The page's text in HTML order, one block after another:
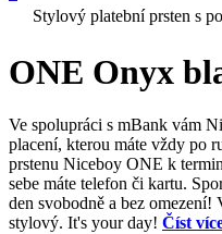
Stylový platební prsten s
ONE Onyx
Ve spolupráci s mBank vám
placení, kterou máte vždy po
prstenu Niceboy ONE k
sebe máte telefon či kartu.
den svobodně a bez
stylový. It's your day! Číst